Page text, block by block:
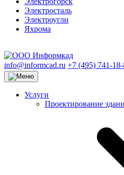
Электросталь
Электроугли
Яхрома
info@informcad.ru +7 (495) 741-
Услуги
Проектирование